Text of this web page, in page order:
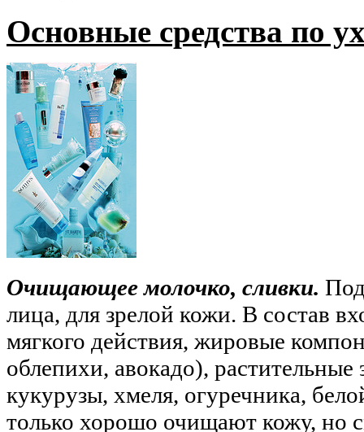
Основные средства по
Очищающее молочко, сливки.
лица, для зрелой кожи. В состав
мягкого действия, жировые
облепихи, авокадо),
кукурузы, хмеля, огуречника,
только хорошо очищают кожу, но